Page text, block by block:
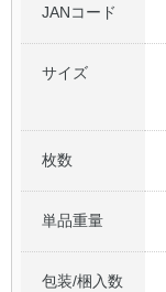
JANコード
サイズ
枚数
単品重量
包装/梱入数